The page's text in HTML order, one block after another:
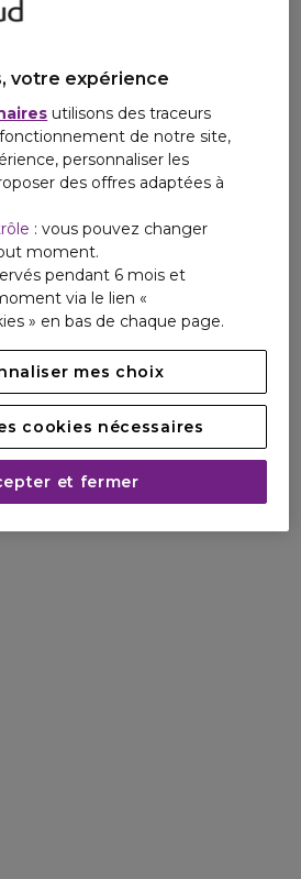
votre expérience
utilisons des traceurs
de notre site,
personnaliser les
des offres adaptées à
: vous pouvez changer
moment.
pendant 6 mois et
via le lien «
» en bas de chaque page.
mes choix
cookies nécessaires
et fermer